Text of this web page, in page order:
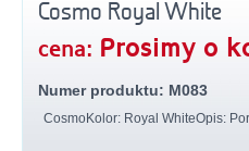
Cosmo Royal White
cena: Prosimy o
Numer produktu: M083
CosmoKolor: Royal WhiteOpis: